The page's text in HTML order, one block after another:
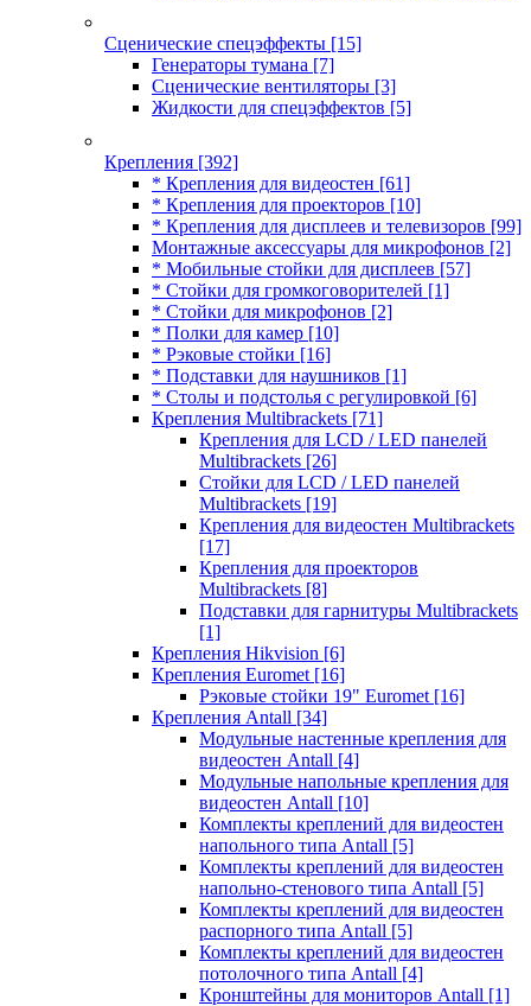
Сценические спецэффекты [15]
Генераторы тумана [7]
Сценические вентиляторы [3]
Жидкости для спецэффектов [5]
Крепления [392]
* Крепления для видеостен [61]
* Крепления для проекторов [10]
* Крепления для дисплеев и телевизоров [99]
Монтажные аксессуары для микрофонов [2]
* Мобильные стойки для дисплеев [57]
* Стойки для громкоговорителей [1]
* Стойки для микрофонов [2]
* Полки для камер [10]
* Рэковые стойки [16]
* Подставки для наушников [1]
* Столы и подстолья с регулировкой [6]
Крепления Multibrackets [71]
Крепления для LCD / LED панелей
Multibrackets [26]
Стойки для LCD / LED панелей
Multibrackets [19]
Крепления для видеостен Multibrackets
[17]
Крепления для проекторов
Multibrackets [8]
Подставки для гарнитуры Multibrackets
[1]
Крепления Hikvision [6]
Крепления Euromet [16]
Рэковые стойки 19" Euromet [16]
Крепления Antall [34]
Модульные настенные крепления для
видеостен Antall [4]
Модульные напольные крепления для
видеостен Antall [10]
Комплекты креплений для видеостен
напольного типа Antall [5]
Комплекты креплений для видеостен
напольно-стенового типа Antall [5]
Комплекты креплений для видеостен
распорного типа Antall [5]
Комплекты креплений для видеостен
потолочного типа Antall [4]
Кронштейны для мониторов Antall [1]